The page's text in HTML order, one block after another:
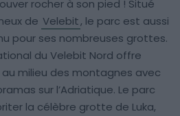
rocher à son pied ! Situé
de Velebit, le parc est aussi
pour ses nombreuses grottes.
du Velebit Nord offre
milieu des montagnes avec
sur l’Adriatique. Le parc
la célèbre grotte de Luka,